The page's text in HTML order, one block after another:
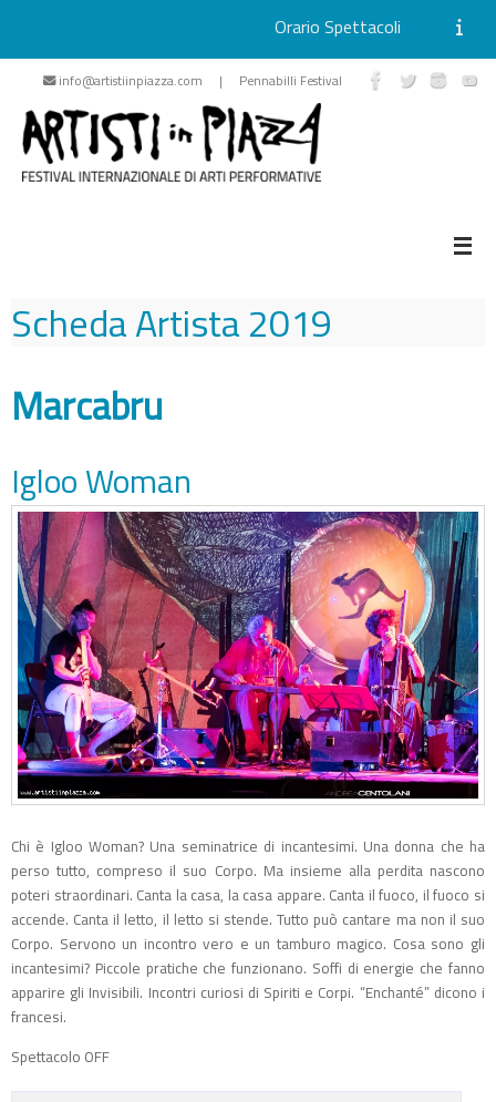
Vai
contenuto
Orario Spettacoli
info@artistiinpiazza.com | Pennabilli Festival
Scheda Artista2019
Marcabru
Igloo Woman
Chi è Igloo Woman? Una seminatrice di incantesimi. Una donna che ha
perso tutto, compreso il suo Corpo. Ma insieme alla perdita nascono
poteri straordinari. Canta la casa, la casa appare. Canta il fuoco, il fuoco si
accende. Canta il letto, il letto si stende. Tutto può cantare ma non il suo
Corpo. Servono un incontro vero e un tamburo magico. Cosa sono gli
incantesimi? Piccole pratiche che funzionano. Soffi di energie che fanno
apparire gli Invisibili. Incontri curiosi di Spiriti e Corpi. “Enchanté” dicono i
francesi.
Spettacolo OFF